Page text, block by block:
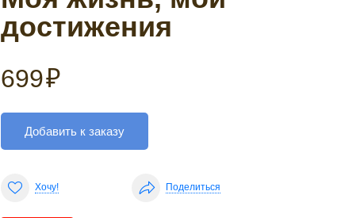
достижения
699₽
Добавить к заказу
Хочу! Поделиться